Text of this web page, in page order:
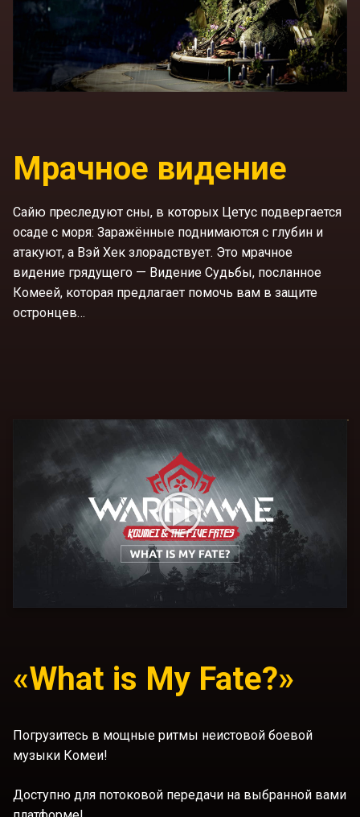
Мрачное видение
Сайю преследуют сны, в которых Цетус подвергается
осаде с моря: Заражённые поднимаются с глубин и
атакуют, а Вэй Хек злорадствует. Это мрачное
видение грядущего — Видение Судьбы, посланное
Комеей, которая предлагает помочь вам в защите
остронцев…
«What is My Fate?»
Погрузитесь в мощные ритмы неистовой боевой
музыки Комеи!
Доступно для потоковой передачи на выбранной вами